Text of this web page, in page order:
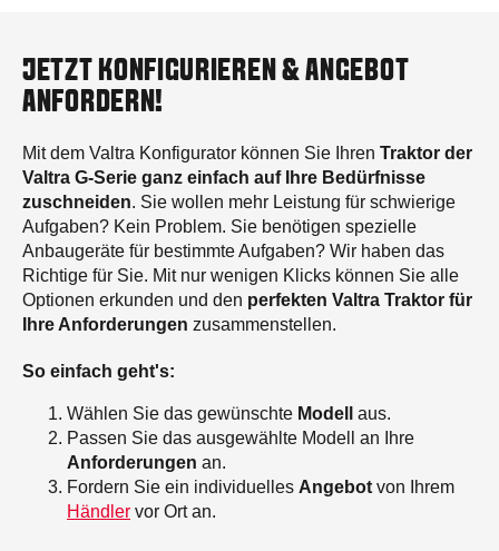
JETZT KONFIGURIEREN & ANGEBOT
ANFORDERN!
Mit dem Valtra Konfigurator können Sie Ihren Traktor der
Valtra G-Serie ganz einfach auf Ihre Bedürfnisse
zuschneiden. Sie wollen mehr Leistung für schwierige
Aufgaben? Kein Problem. Sie benötigen spezielle
Anbaugeräte für bestimmte Aufgaben? Wir haben das
Richtige für Sie. Mit nur wenigen Klicks können Sie alle
Optionen erkunden und den perfekten Valtra Traktor für
Ihre Anforderungen zusammenstellen.
So einfach geht's:
Wählen Sie das gewünschte Modell aus.
Passen Sie das ausgewählte Modell an Ihre
Anforderungen an.
Fordern Sie ein individuelles Angebotvon Ihrem
Händler vor Ort an.